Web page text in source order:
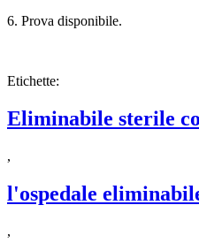
6. Prova disponibile.
Etichette:
Eliminabile sterile
,
l'ospedale
,